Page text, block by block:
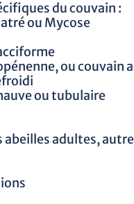
du couvain :
ou Mycose
ou couvain
ou tubulaire
abeilles adultes,